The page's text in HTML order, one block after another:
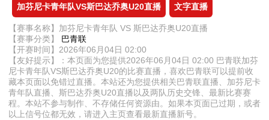
加芬尼卡青年队VS斯巴达乔奥U20直播 文字直播
【赛事名称】加芬尼卡青年队 VS 斯巴达乔奥U20直播
【赛事分类】 巴青联
【开赛时间】2026年06月04日 02:00
【友好提示】：本页面为您提供2026年06月04日 02:00 巴青联加芬
尼卡青年队VS斯巴达乔奥U20的比赛直播，喜欢巴青联可以提前收
藏本页面以免错过直播。本站还为您提供相关巴青联直播、加芬尼卡
青年队直播、斯巴达乔奥U20直播以及两队历史交锋、最新比赛赛
程。本站不参与制作、不存储任何资源由。如果本页面已过期，或者
以上信号位都无效，请进入主页查看最新直播新号。